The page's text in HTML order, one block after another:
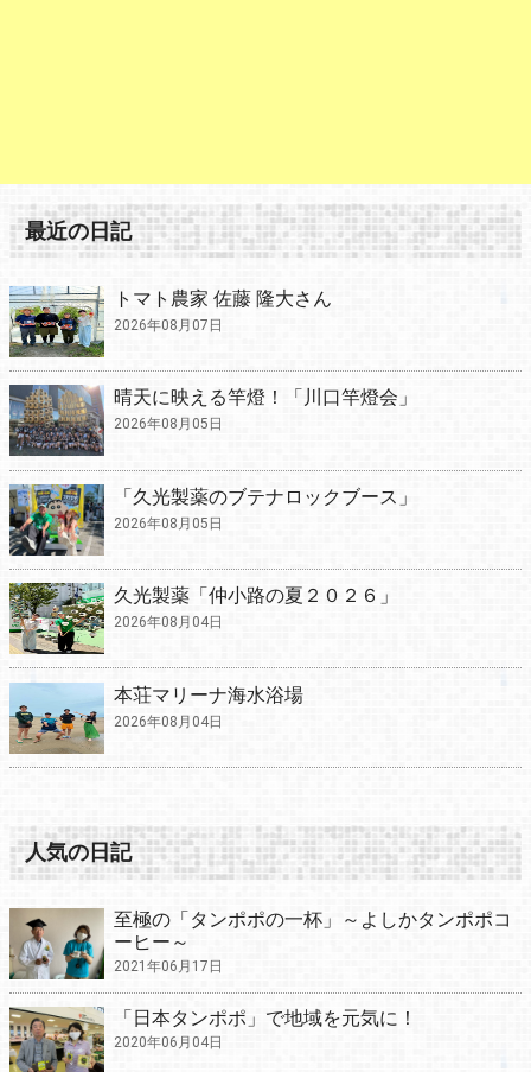
最近の日記
トマト農家 佐藤 隆大さん
2026年08月07日
晴天に映える竿燈！「川口竿燈会」
2026年08月05日
「久光製薬のブテナロックブース」
2026年08月05日
久光製薬「仲小路の夏２０２６」
2026年08月04日
本荘マリーナ海水浴場
2026年08月04日
人気の日記
至極の「タンポポの一杯」～よしかタンポポコ
ーヒー～
2021年06月17日
「日本タンポポ」で地域を元気に！
2020年06月04日